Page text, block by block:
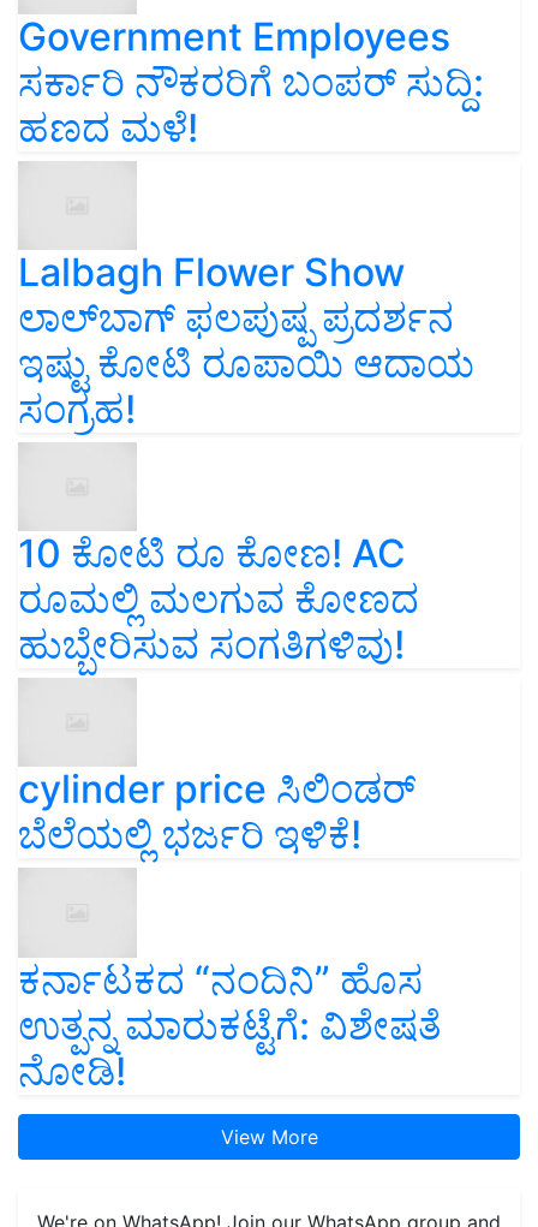
Government Employees
ಸರ್ಕಾರಿ ನೌಕರರಿಗೆ ಬಂಪರ್‌ ಸುದ್ದಿ:
ಹಣದ ಮಳೆ!
Lalbagh Flower Show
ಲಾಲ್‌ಬಾಗ್ ಫಲಪುಷ್ಪ ಪ್ರದರ್ಶನ
ಇಷ್ಟು ಕೋಟಿ ರೂಪಾಯಿ ಆದಾಯ
ಸಂಗ್ರಹ!
10 ಕೋಟಿ ರೂ ಕೋಣ! AC
ರೂಮಲ್ಲಿ ಮಲಗುವ ಕೋಣದ
ಹುಬ್ಬೇರಿಸುವ ಸಂಗತಿಗಳಿವು!
cylinder price ಸಿಲಿಂಡರ್‌
ಬೆಲೆಯಲ್ಲಿ ಭರ್ಜರಿ ಇಳಿಕೆ!
ಕರ್ನಾಟಕದ “ನಂದಿನಿ” ಹೊಸ
ಉತ್ಪನ್ನ ಮಾರುಕಟ್ಟೆಗೆ: ವಿಶೇಷತೆ
ನೋಡಿ!
View More
We're on WhatsApp! Join our WhatsApp group and